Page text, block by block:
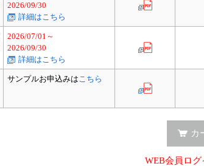
2026/09/30
詳細はこちら
2026/07/01～
2026/09/30
詳細はこちら
サンプルお申込みはこちら
カ
WEB会員ロ